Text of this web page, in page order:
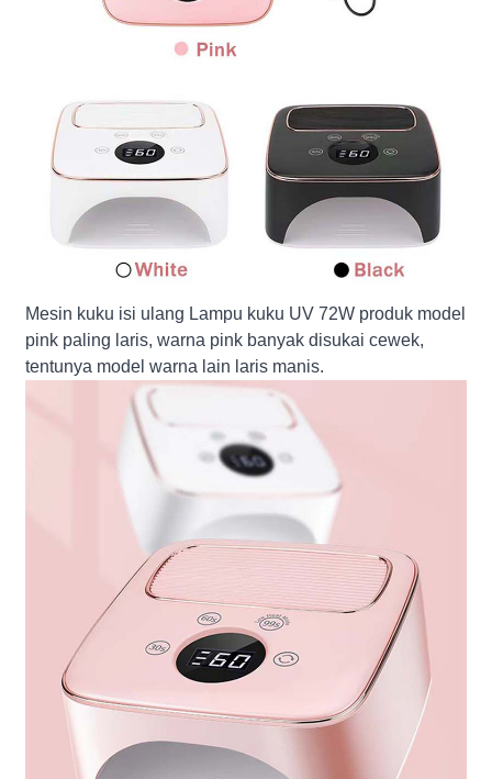
Mesin kuku isi ulang Lampu kuku UV 72W produk model
pink paling laris, warna pink banyak disukai cewek,
tentunya model warna lain laris manis.